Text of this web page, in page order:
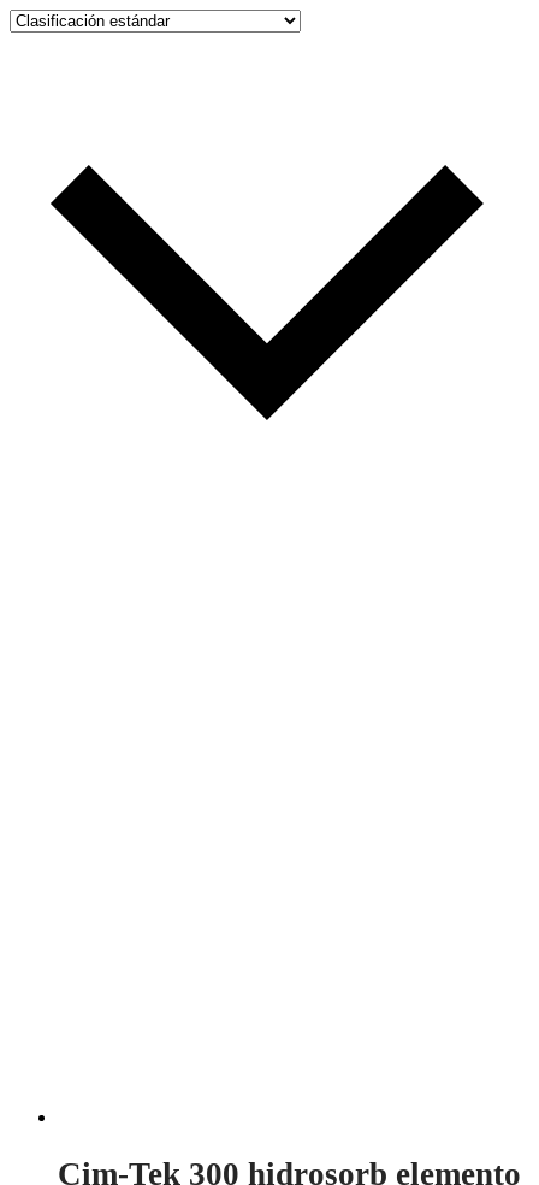
Cim-Tek 300 hidrosorb elemento